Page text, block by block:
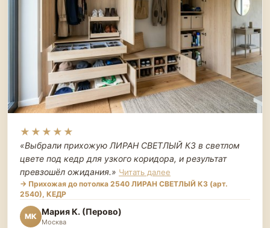
★★★★★
«Выбрали прихожую ЛИРАН СВЕТЛЫЙ К3 в светлом
цвете под кедр для узкого коридора, и результат
превзошёл ожидания.» Читать далее
→ Прихожая до потолка 2540 ЛИРАН СВЕТЛЫЙ К3 (арт.
2540), КЕДР
МК Мария К. (Перово)
Москва